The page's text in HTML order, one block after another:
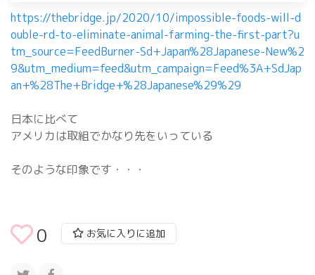
https://thebridge.jp/2020/10/impossible-foods-will-d
ouble-rd-to-eliminate-animal-farming-the-first-part?u
tm_source=FeedBurner-Sd+Japan%28Japanese-New%2
9&utm_medium=feed&utm_campaign=Feed%3A+SdJap
an+%28The+Bridge+%28Japanese%29%29
日本に比べて
アメリカは取組でかなり先をいっている
そのような印象です・・・
0 お気に入りに追加